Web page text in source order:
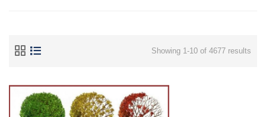
Showing 1-10 of 4677 results